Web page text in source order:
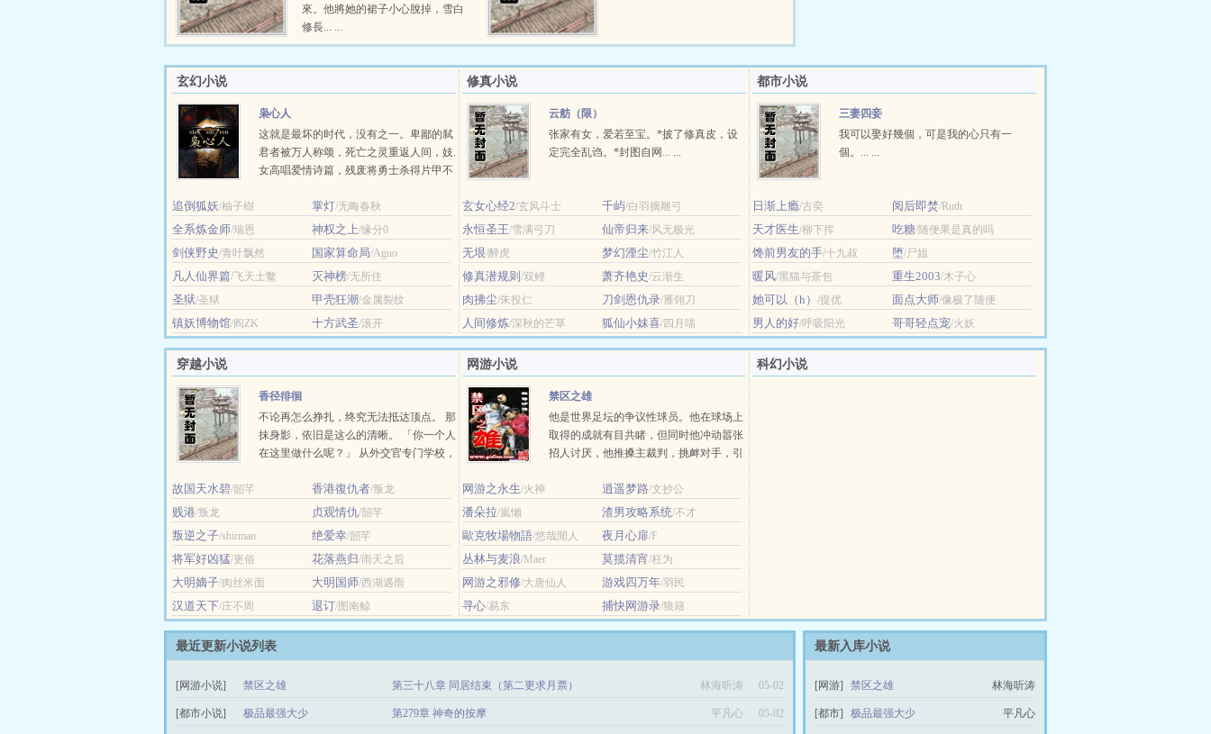
來。他將她的裙子小心脫掉，雪白
修長... ...
玄幻小说
枭心人
这就是最坏的时代，没有之一。卑鄙的弑
君者被万人称颂，死亡之灵重返人间，妓.
女高唱爱情诗篇，残废将勇士杀得片甲不
追倒狐妖/柚子樹 掌灯/无晦春秋
全系炼金师/瑞恩 神权之上/缘分0
剑侠野史/青叶飘然 国家算命局/Aguo
凡人仙界篇/飞天土鳖 灭神榜/无所住
圣狱/圣狱 甲壳狂潮/金属裂纹
镇妖博物馆/阎ZK 十方武圣/滚开
修真小说
云舫（限）
张家有女，爱若至宝。*披了修真皮，设
定完全乱诌。*封图自网... ...
玄女心经2/玄风斗士 千屿/白羽摘雕弓
永恒圣王/雪满弓刀 仙帝归来/风无极光
无垠/醉虎 梦幻湮尘/竹江人
修真潜规则 /双鲤 萧齐艳史/云渐生
肉拂尘/朱投仁 刀剑恩仇录/雁翎刀
人间修炼/深秋的芒草 狐仙小妺喜/四月喵
都市小说
三妻四妾
我可以娶好幾個，可是我的心只有一
個。... ...
日渐上瘾/古奕 阅后即焚/Ruth
天才医生/柳下挥 吃糖/随便果是真的吗
馋前男友的手/十九叔 堕/尸姐
暖风/黑猫与茶包 重生2003/木子心
她可以（h） /提优 面点大师/像极了随便
男人的好/呼吸阳光 哥哥轻点宠/火妖
穿越小说
香径徘徊
不论再怎么挣扎，终究无法抵达顶点。 那
抹身影，依旧是这么的清晰。 「你一个人
在这里做什么呢？」 从外交官专门学校，
故国天水碧/韶芊 香港復仇者/叛龙
贱港/叛龙 贞观情仇/韶芊
叛逆之子/shirman 绝爱幸/韶芊
将军好凶猛/更俗 花落燕归/雨天之后
大明嫡子/肉丝米面 大明国师/西湖遇雨
汉道天下/庄不周 退订/图南鲸
网游小说
禁区之雄
他是世界足坛的争议性球员。他在球场上
取得的成就有目共睹，但同时他冲动嚣张
招人讨厌，他推搡主裁判，挑衅对手，引
网游之永生/火神 逍遥梦路/文抄公
潘朵拉/嵐懶 渣男攻略系统/不才
歐克牧場物語/悠哉閒人 夜月心扉/F
丛林与麦浪/Maer 莫揽清宵/枉为
网游之邪修/大唐仙人 游戏四万年/羽民
寻心/易东 捕快网游录/狼籍
科幻小说
最近更新小说列表
[网游小说] 禁区之雄 第三十八章 同居结束（第二更求月票） 林海听涛 05-02
[都市小说] 极品最强大少 第279章 神奇的按摩 平凡心 05-02
最新入库小说
[网游] 禁区之雄 林海听涛
[都市] 极品最强大少 平凡心